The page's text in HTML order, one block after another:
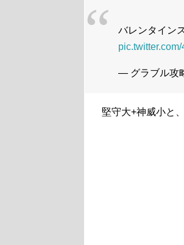
バレンタイン
— グラブル攻
堅守大+神威小と